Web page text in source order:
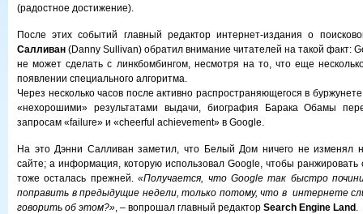
(радостное достижение).
После этих событий главный редактор интернет-издания о
Салливан (Danny Sullivan) обратил внимание читателей на такой факт:
не может сделать с линкбомбингом, несмотря на то, что еще
появлении специального алгоритма.
Через несколько часов после активно распространяющегося в
«нехорошими» результатами выдачи, биография Барака Обамы
запросам «failure» и «cheerful achievement» в Google.
На это Дэнни Салливан заметил, что Белый Дом ничего не изменял
сайте; а информация, которую использовал Google, чтобы
тоже осталась прежней.«Получается, что Google так быстро
поправить в предыдущие недели, только потому, что в интернете
говорить об этом?», – вопрошал главный редактор Search Engine Land .